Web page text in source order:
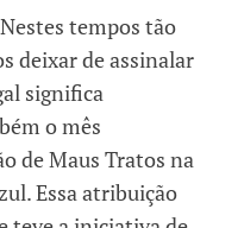
tempos tão
deixar de assinalar
significa
o mês
de Maus Tratos na
Essa atribuição